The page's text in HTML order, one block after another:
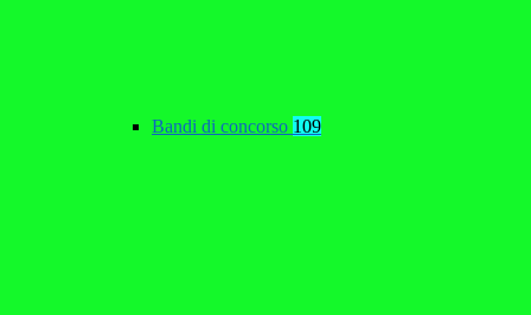
Bandi di concorso 109